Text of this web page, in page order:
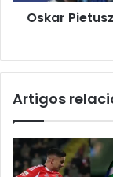
Oskar
Artigos